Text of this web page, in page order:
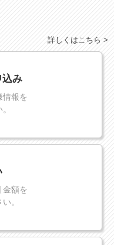
詳しくはこちら >
込み
情報を
金額を
。